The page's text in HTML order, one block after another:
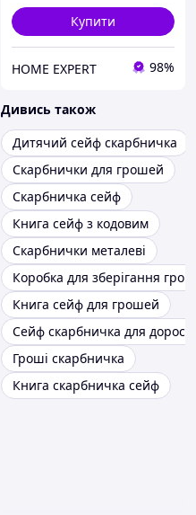
Купити
HOME EXPERT 98%
Дивись також
Дитячий сейф скарбничка
Скарбнички для грошей
Скарбничка сейф
Книга сейф з кодовим
Скарбнички металеві
Коробка для зберігання
Книга сейф для грошей
Сейф скарбничка для
Гроші скарбничка
Книга скарбничка сейф